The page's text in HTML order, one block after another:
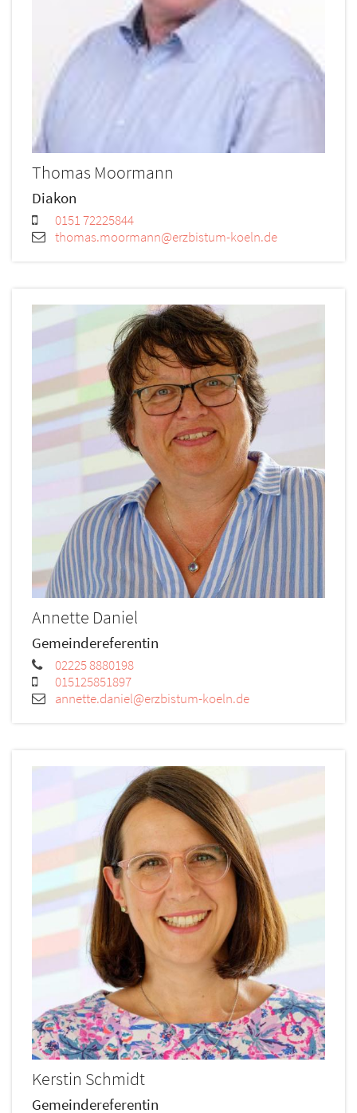
Thomas Moormann
Diakon
0151 72225844
thomas.moormann@erzbistum-koeln.de
Annette Daniel
Gemeindereferentin
02225 8880198
015125851897
annette.daniel@erzbistum-koeln.de
Kerstin Schmidt
Gemeindereferentin